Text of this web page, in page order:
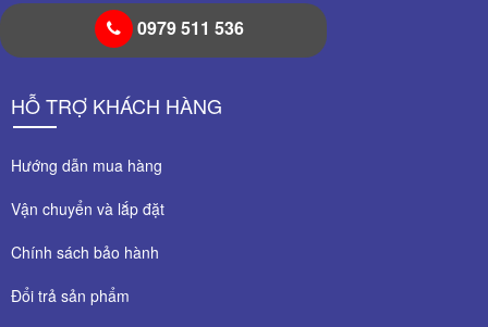
0979 511 536
HỖ TRỢ KHÁCH HÀNG
Hướng dẫn mua hàng
Vận chuyển và lắp đặt
Chính sách bảo hành
Đổi trả sản phẩm